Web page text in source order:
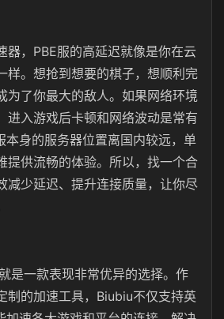
器，PBE服的高延迟就像是你在云
样。想抢到想要的棋子，想顺利完
为了你最大的敌人。如果网络环境
进入游戏后卡顿和网络波动是常有
本身的服务器位置离国内较远，单
提供流畅的体验。所以，找一个合
减少延迟、提升连接质量，让你尽
是一款表现非常优异的选择。作
制的加速工具，Biubiu不仅支持英